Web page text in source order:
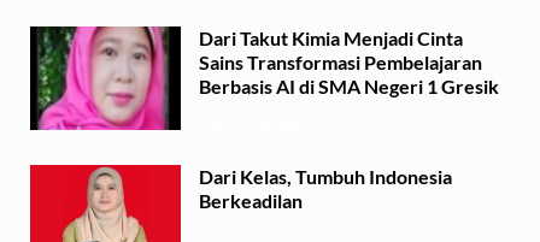
Dari Takut Kimia Menjadi Cinta
Sains Transformasi Pembelajaran
Berbasis AI di SMA Negeri 1 Gresik
Dari Kelas, Tumbuh Indonesia
Berkeadilan